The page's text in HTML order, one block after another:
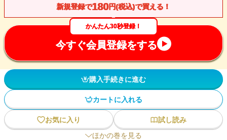
新規登録で180円(税込)で買える！
かんたん30秒登録！
今すぐ会員登録をする
購入手続きに進む
カートに入れる
お気に入り
試し読み
ほかの巻を見る